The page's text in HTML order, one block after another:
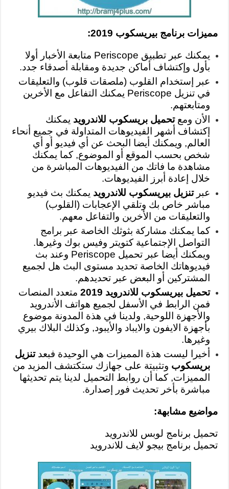
مميزات برنامج بيريسكوب 2019:
يمكنك عبر تطبيق Periscope متابعة الأخبار أولا
بأول وإكتشاف أماكن جديدة ومقابلة أصدقاء جدد.
عبر إستخدام القلوب (ملصقات قلوب) والتعليقات
في تنزيل Periscope يمكنك التفاعل مع الأخرين
ومتابعتهم.
الأن ومعتحميل بريسكوب للاندرويد يمكنك
إكتشاف أشهر الفيديوهات المتداولة في جميع أنحاء
العالم, ويمكنك أيضا البحث عن أي فيديو أو أي
شخص بحسب الموقع أو الموضوع, كما يمكنك
مشاهدة ما فاتك من الفيديوهات المباشرة من
خلال إعادة أبرز الفيديوهات.
عبرتنزيل بيريسكوب للاندرويد يمكنك بث فيديو
مباشر خاص بك وتلقي الإعجابات (القلوب)
والتعليقات من الأخرين والتفاعل معهم.
كما يمكنك مشاركة بثوثك الخاصة عبر برامج
التواصل الإجتماعية كتويتر وفيس بوك وغيرها.
ويمكنك أيضا عبر تحميل Periscope وعند بث
فيديوهاتك الخاصة تحديد مستوى البث هل لجميع
المشتركين أو البعض عبر تحديدهم.
تحميل بيريسكوب للاندرويد 2019
متعدد المنصات
فمن الرابط في الأسفل لجميع هواتف الأندرويد
والأجهزة اللوحية, ولدينا في هذة المدونة موضوع
بأجهزة الايفون والايباد والأيبود, وكذلك البلاك بيري
وغيرها.
أخيرا ليست هذة المميزات هي الوحيدة فبعدتنزيل
بريسكوب وتثبيتة على جهازك ستكتشف المزيد من
المميزات, كما أن روابط التحميل لدينا يتم تحديثها
مباشرة بأخر تحديث فور إصدارة.
مواضيع مشابهة:
تحميل برنامج لوبس للاندرويد
تحميل برنامج بيجو لايف للاندرويد